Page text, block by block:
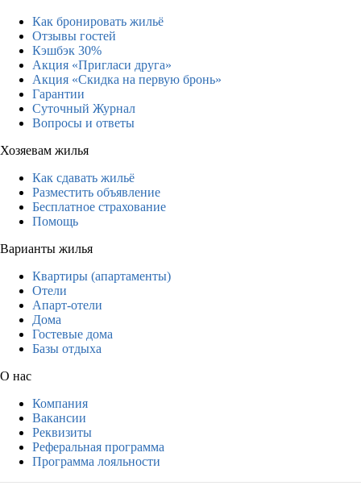
Как бронировать жильё
Отзывы гостей
Кэшбэк 30%
Акция «Пригласи друга»
Акция «Скидка на первую бронь»
Гарантии
Суточный Журнал
Вопросы и ответы
Хозяевам жилья
Как сдавать жильё
Разместить объявление
Бесплатное страхование
Помощь
Варианты жилья
Квартиры (апартаменты)
Отели
Апарт-отели
Дома
Гостевые дома
Базы отдыха
О нас
Компания
Вакансии
Реквизиты
Реферальная программа
Программа лояльности